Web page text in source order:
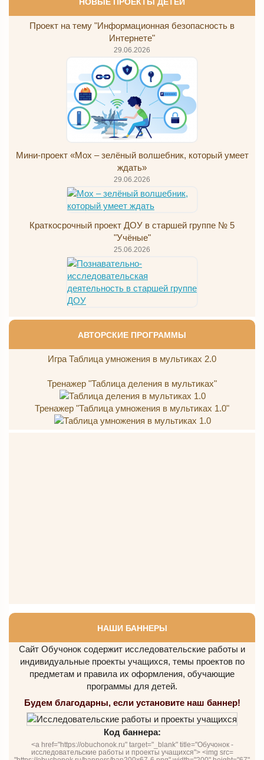
Проект на тему "Информационная безопасность в
Интернете"
29.06.2026
Мини-проект «Мох – зелёный волшебник, который умеет
ждать»
29.06.2026
Краткосрочный проект ДОУ в старшей группе № 5
"Учёные"
25.06.2026
АВТОРСКИЕ ПРОГРАММЫ
Игра Таблица умножения в мультиках 2.0
Тренажер "Таблица деления в мультиках"
Тренажер "Таблица умножения в мультиках 1.0"
НАШИ БАННЕРЫ
Сайт Обучонок содержит исследовательские работы и
индивидуальные проекты учащихся, темы проектов по
предметам и правила их оформления, обучающие
программы для детей.
Будем благодарны, если установите наш баннер!
Код баннера:
<a href="https://obuchonok.ru" target="_blank" title="Обучонок -
исследовательские работы и проекты учащихся"> <img src=